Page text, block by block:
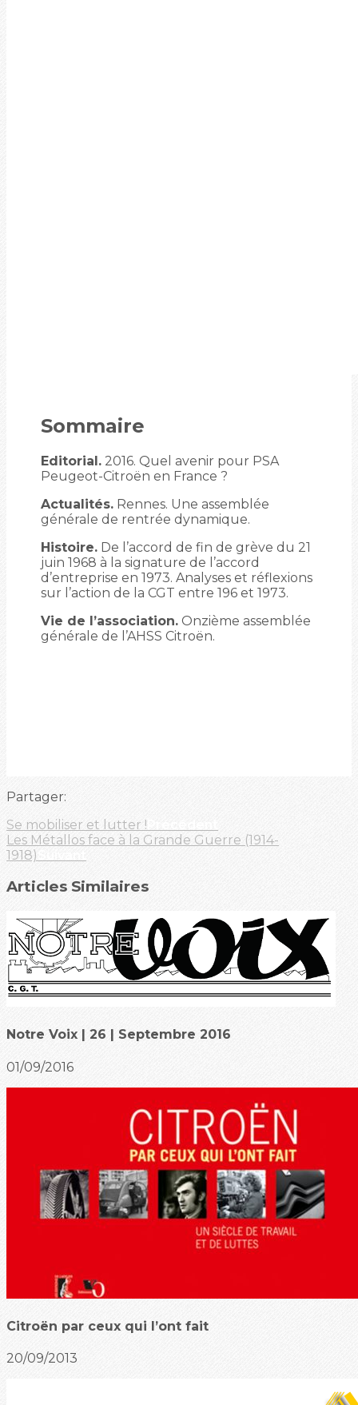
Sommaire
Editorial. 2016. Quel avenir pour PSA
Peugeot-Citroën en France ?
Actualités. Rennes. Une assemblée
générale de rentrée dynamique.
Histoire. De l’accord de fin de grève du 21
juin 1968 à la signature de l’accord
d’entreprise en 1973. Analyses et réflexions
sur l’action de la CGT entre 196 et 1973.
Vie de l’association. Onzième assemblée
générale de l’AHSS Citroën.
Partager:
Se mobiliser et lutter !
Les Métallos face à la Grande Guerre (1914-
1918)
Articles Similaires
Notre Voix | 26 | Septembre 2016
01/09/2016
Citroën par ceux qui l’ont fait
20/09/2013